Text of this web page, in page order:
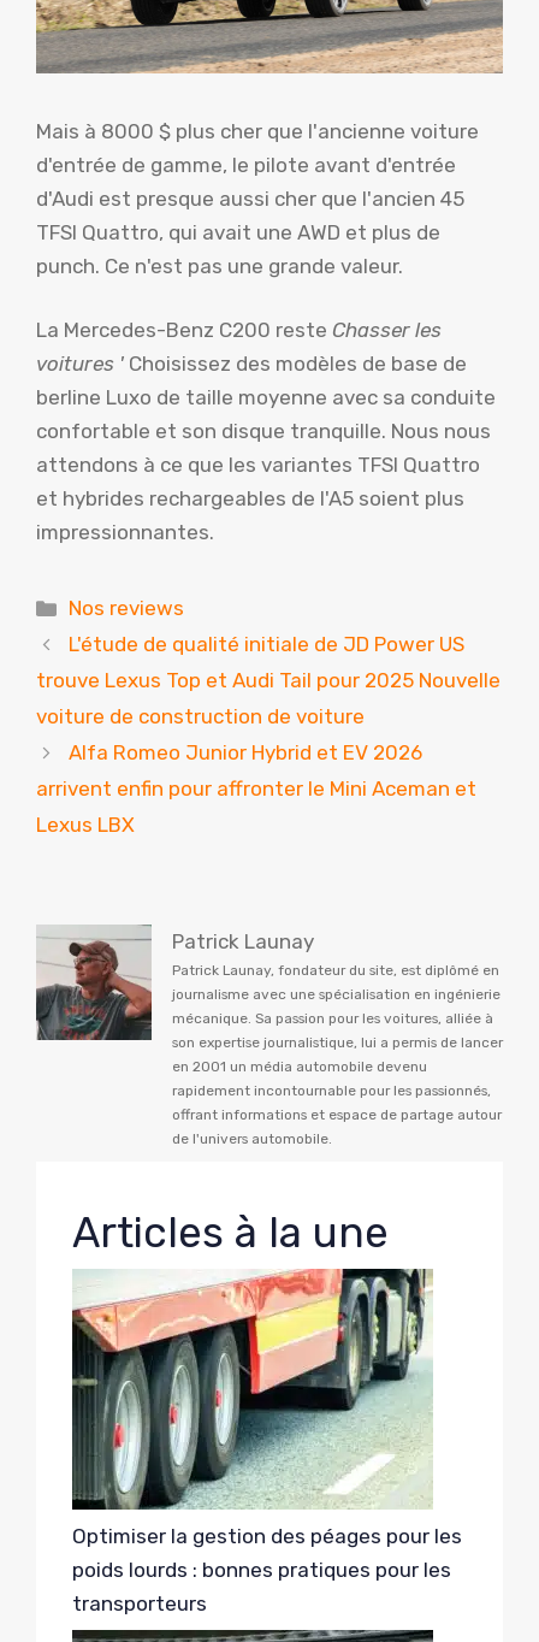
Mais à 8000 $ plus cher que l'ancienne voiture
d'entrée de gamme, le pilote avant d'entrée
d'Audi est presque aussi cher que l'ancien 45
TFSI Quattro, qui avait une AWD et plus de
punch. Ce n'est pas une grande valeur.
La Mercedes-Benz C200 reste Chasser les
voitures ' Choisissez des modèles de base de
berline Luxo de taille moyenne avec sa conduite
confortable et son disque tranquille. Nous nous
attendons à ce que les variantes TFSI Quattro
et hybrides rechargeables de l'A5 soient plus
impressionnantes.
Catégories
Nos reviews
L'étude de qualité initiale de JD Power US
trouve Lexus Top et Audi Tail pour 2025 Nouvelle
voiture de construction de voiture
Alfa Romeo Junior Hybrid et EV 2026
arrivent enfin pour affronter le Mini Aceman et
Lexus LBX
Patrick Launay
Patrick Launay, fondateur du site, est diplômé en
journalisme avec une spécialisation en ingénierie
mécanique. Sa passion pour les voitures, alliée à
son expertise journalistique, lui a permis de lancer
en 2001 un média automobile devenu
rapidement incontournable pour les passionnés,
offrant informations et espace de partage autour
de l'univers automobile.
Articles à la une
Optimiser la gestion des péages pour les
poids lourds : bonnes pratiques pour les
transporteurs